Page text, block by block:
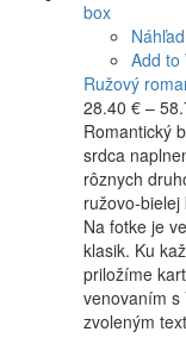
Náhľad
Add to
Ružový
28.40 € –
Romantický
srdca
rôznych
ružovo-bielej
Na fotke je
klasik. Ku
priložíme
venovaním s
zvoleným